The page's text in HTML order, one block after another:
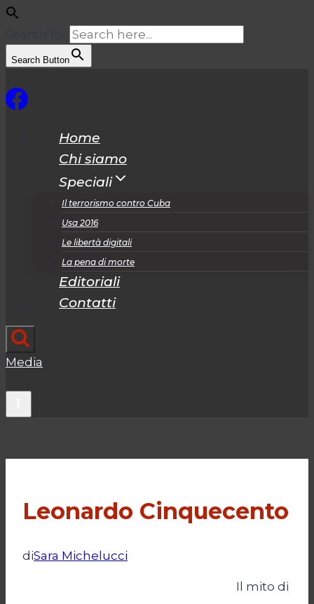
Search Button
al
Home
Chi siamo
Speciali
Il terrorismo contro Cuba
Usa 2016
Le libertà digitali
La pena di morte
Editoriali
Contatti
Media
Leonardo Cinquecento
diSara Michelucci
Il mito di